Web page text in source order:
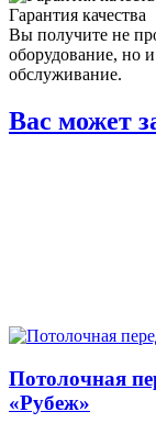
Гарантия качества
Вы получите не
оборудование, но
обслуживание.
Вас может
Потолочная
«Рубеж»